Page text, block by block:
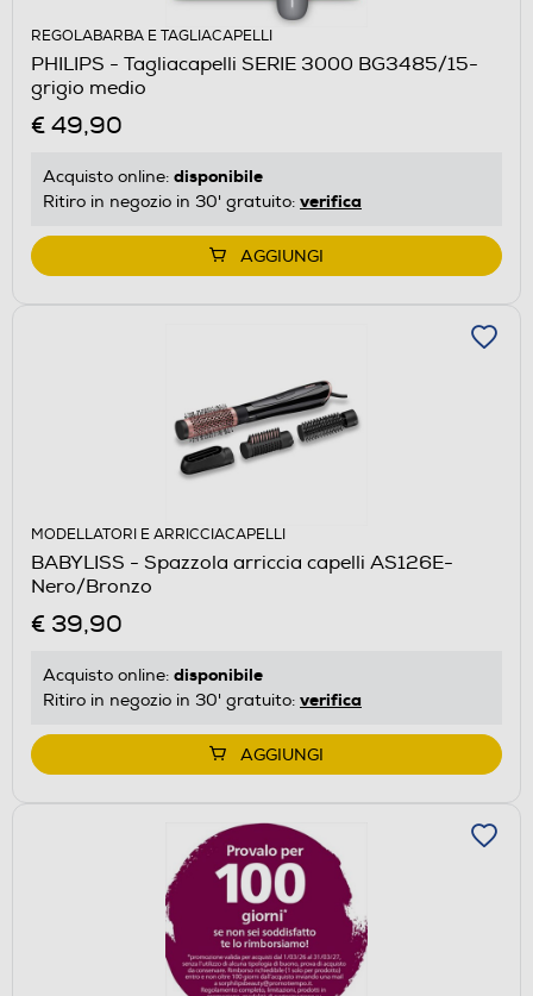
REGOLABARBA E TAGLIACAPELLI
PHILIPS - Tagliacapelli SERIE 3000 BG3485/15-
grigio medio
€ 49,90
Acquisto online: disponibile
Ritiro in negozio in 30' gratuito: verifica
AGGIUNGI
MODELLATORI E ARRICCIACAPELLI
BABYLISS - Spazzola arriccia capelli AS126E-
Nero/Bronzo
€ 39,90
Acquisto online: disponibile
Ritiro in negozio in 30' gratuito: verifica
AGGIUNGI